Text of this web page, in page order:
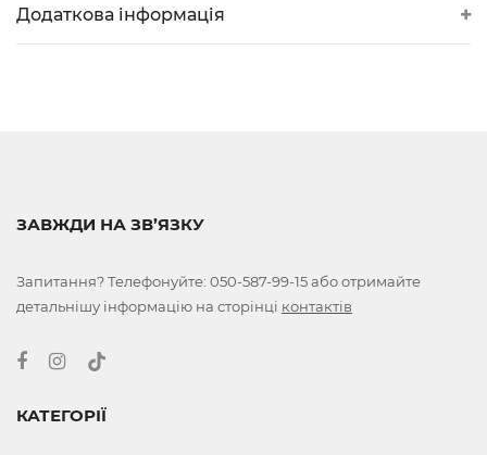
Додаткова інформація
ЗАВЖДИ НА ЗВ’ЯЗКУ
Запитання? Телефонуйте: 050-587-99-15або отримайте
детальнішу інформацію на сторінці контактів
КАТЕГОРІЇ